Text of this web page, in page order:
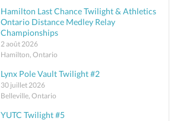
Hamilton Last Chance Twilight & Athletics
Ontario Distance Medley Relay
Championships
2 août 2026
Hamilton, Ontario
Lynx Pole Vault Twilight #2
30 juillet 2026
Belleville, Ontario
YUTC Twilight #5